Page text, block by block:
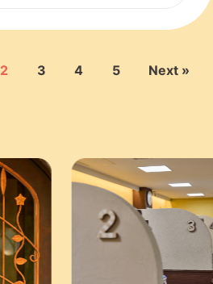
2 3 4 5 Next »